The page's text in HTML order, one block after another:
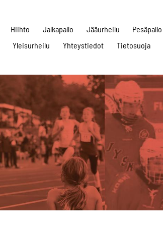
Hiihto Jalkapallo Jääurheilu Pesäpallo
Yleisurheilu Yhteystiedot Tietosuoja